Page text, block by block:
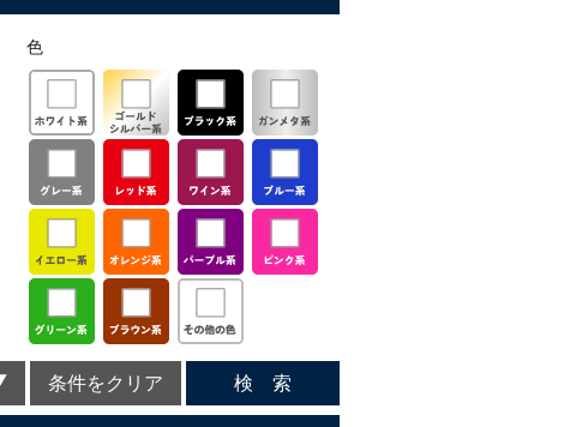
色
条件をクリア 検 索